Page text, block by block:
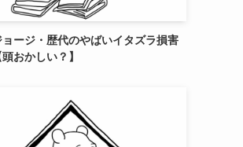
ージ・歴代のやばいイタズラ損害
おかしい？】